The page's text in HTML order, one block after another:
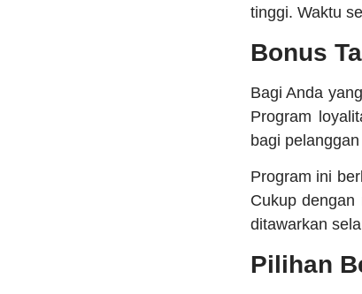
tinggi. Waktu
Bonus
Bagi Anda
Program
bagi
Program ini
Cukup
ditawarkan
Pilihan